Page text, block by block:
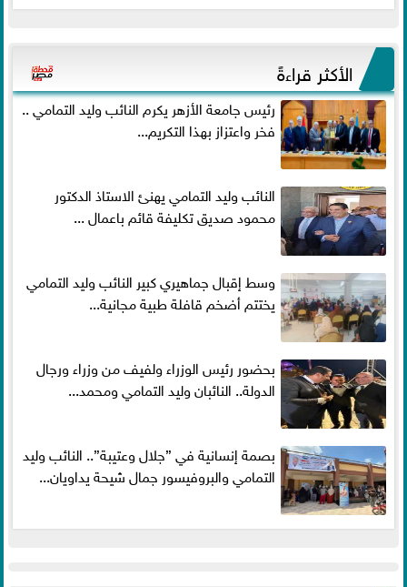
الأكثر قراءةً
رئيس جامعة الأزهر يكرم النائب وليد التمامي ..
فخر واعتزاز بهذا التكريم...
النائب وليد التمامي يهنئ الاستاذ الدكتور
محمود صديق تكليفة قائم باعمال ...
وسط إقبال جماهيري كبير النائب وليد التمامي
يختتم أضخم قافلة طبية مجانية...
بحضور رئيس الوزراء ولفيف من وزراء ورجال
الدولة.. النائبان وليد التمامي ومحمد...
بصمة إنسانية في ”جلال وعتيبة”.. النائب وليد
التمامي والبروفيسور جمال شيحة يداويان...